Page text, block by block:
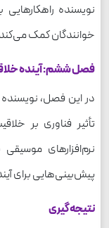
نویسنده
خوانندگان کمک
فصل ششم: آینده
در این فصل،
تأثیر فناوری بر
نرم‌افزارهای
پیش‌بینی‌هایی برای
نتیجه‌گیری